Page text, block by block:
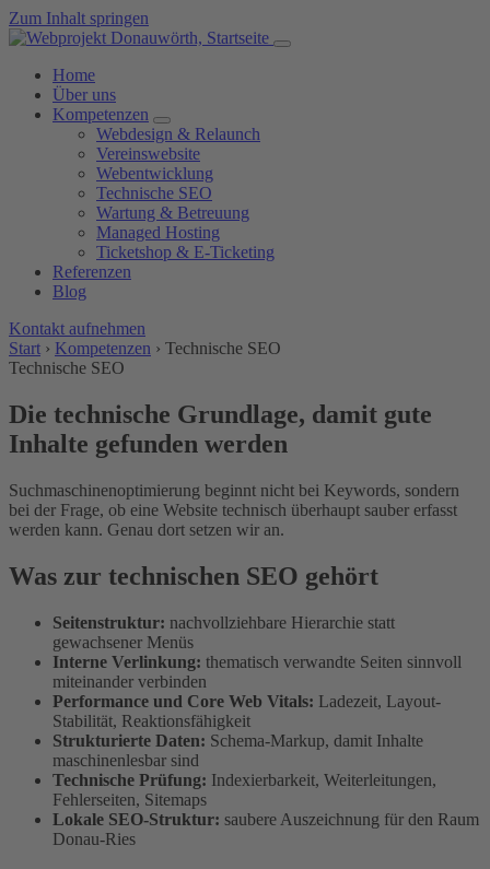
Zum Inhalt springen
Home
Über uns
Kompetenzen
Webdesign & Relaunch
Vereinswebsite
Webentwicklung
Technische SEO
Wartung & Betreuung
Managed Hosting
Ticketshop & E-Ticketing
Referenzen
Blog
Kontakt aufnehmen
Start › Kompetenzen › Technische SEO
Technische SEO
Die technische Grundlage, damit gute
Inhalte gefunden werden
Suchmaschinenoptimierung beginnt nicht bei Keywords, sondern
bei der Frage, ob eine Website technisch überhaupt sauber erfasst
werden kann. Genau dort setzen wir an.
Was zur technischen SEO gehört
Seitenstruktur: nachvollziehbare Hierarchie statt
gewachsener Menüs
Interne Verlinkung: thematisch verwandte Seiten sinnvoll
miteinander verbinden
Performance und Core Web Vitals: Ladezeit, Layout-
Stabilität, Reaktionsfähigkeit
Strukturierte Daten: Schema-Markup, damit Inhalte
maschinenlesbar sind
Technische Prüfung: Indexierbarkeit, Weiterleitungen,
Fehlerseiten, Sitemaps
Lokale SEO-Struktur: saubere Auszeichnung für den Raum
Donau-Ries